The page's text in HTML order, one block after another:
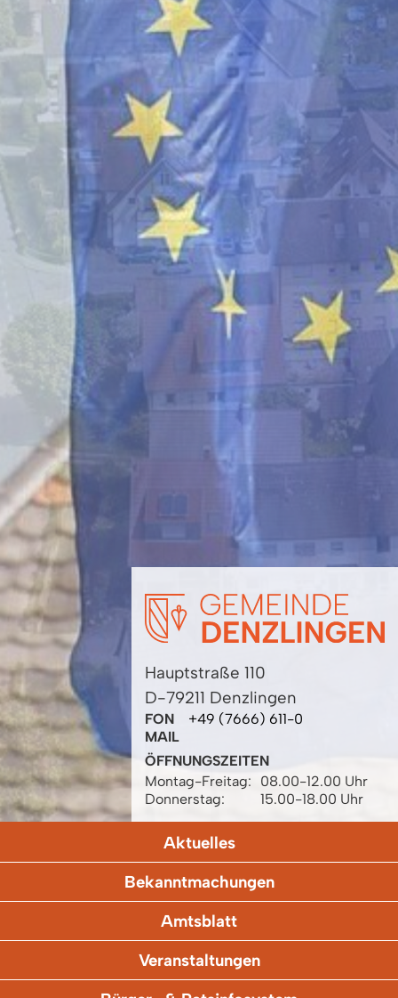
Hauptstraße 110
D-79211 Denzlingen
FON
+49 (7666) 611-0
MAIL
ÖFFNUNGSZEITEN
Montag-Freitag:
08.00-12.00 Uhr
Donnerstag:
15.00-18.00 Uhr
Aktuelles
Bekanntmachungen
Amtsblatt
Veranstaltungen